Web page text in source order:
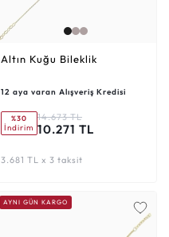
Altın Kuğu Bileklik
12 aya varan Alışveriş Kredisi
%30
İndirim
14.673 TL
10.271 TL
3.681 TL x 3 taksit
AYNI GÜN KARGO